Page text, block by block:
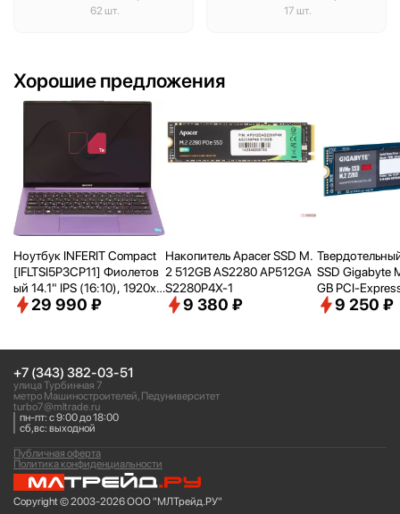
62 шт. 17 шт.
Хорошие предложения
Ноутбук INFERIT Compact
[IFLTSI5P3CP11] Фиолетов
ый 14.1" IPS (16:10), 1920х1
200 WUXGA/ i5-1240P(1.7
ooth/Win 11Pro Trial
29 990 ₽
Накопитель Apacer SSD M.
2 512GB AS2280 AP512GA
S2280P4X-1
9 380 ₽
SSD Gigabyte
GB PCI-
Me 1.3
9 250 ₽
+7 (343) 382-03-51
улица Турбинная 7
метро Машиностроителей, Педуниверситет
turbo7@mltrade.ru
пн-пт: с 9:00 до 18:00
сб,вс: выходной
Copyright © 2003-2026 ООО "МЛТрейд.РУ"
Политика конфиденциальности
Публичная оферта